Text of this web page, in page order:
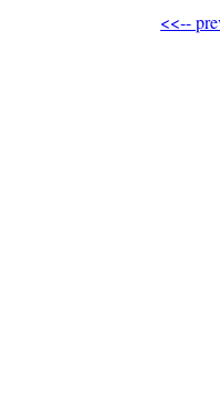
<<--